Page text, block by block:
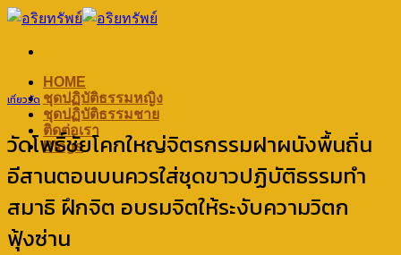
Skip
HOME
ชุดปฏิบัติธรรมหญิง
ชุดปฏิบัติธรรมชาย
ติดต่อเรา
Blogs
เที่ยววัด
วัดโพธิ์ชัยโคกใหญ่จิตรกรรมฝาผนังพื้นถิ่น
อีสานตอนบนควรใส่ชุดขาวปฏิบัติธรรมทำ
สมาธิ ฝึกจิต อบรมจิตให้ระงับความวิตก
ฟุ้งซ่าน